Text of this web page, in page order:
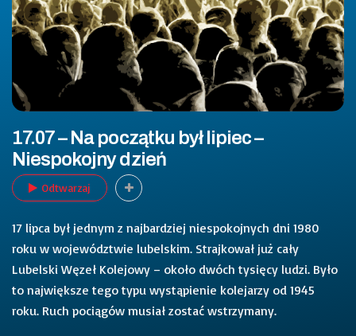
17.07 – Na początku był lipiec –
Niespokojny dzień
Odtwarzaj
17 lipca był jednym z najbardziej niespokojnych dni 1980
roku w województwie lubelskim. Strajkował już cały
Lubelski Węzeł Kolejowy – około dwóch tysięcy ludzi. Było
to największe tego typu wystąpienie kolejarzy od 1945
roku. Ruch pociągów musiał zostać wstrzymany.